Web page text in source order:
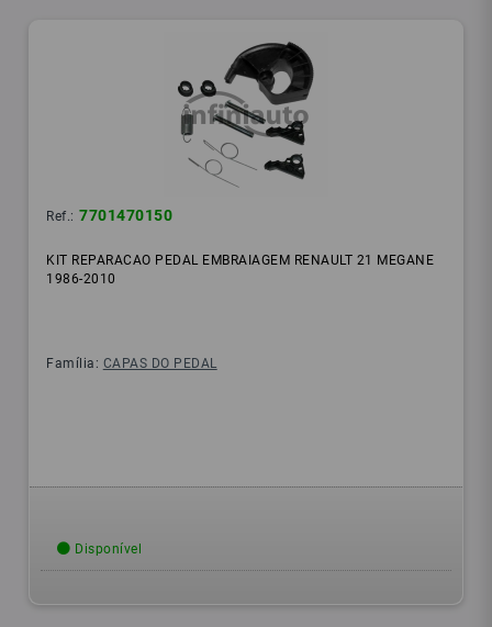
Ref.: 7701470150
KIT REPARACAO PEDAL EMBRAIAGEM RENAULT 21 MEGANE
1986-2010
Família: CAPAS DO PEDAL
Disponível